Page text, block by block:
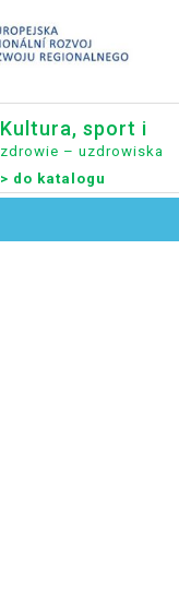
Kultura, sport i
zdrowie – uzdrowiska
> do katalogu